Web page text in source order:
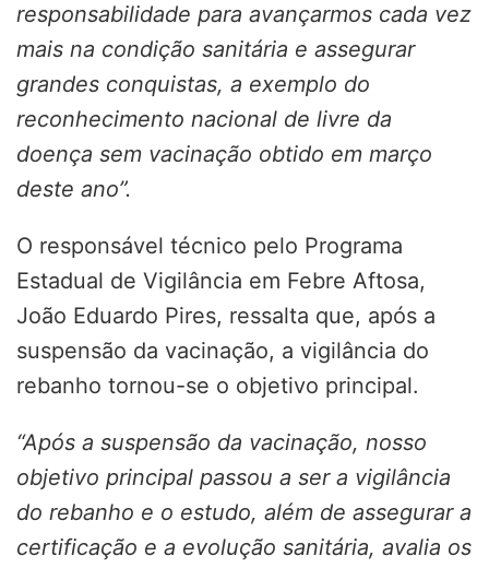
responsabilidade para avançarmos cada vez
mais na condição sanitária e assegurar
grandes conquistas, a exemplo do
reconhecimento nacional de livre da
doença sem vacinação obtido em março
deste ano”.
O responsável técnico pelo Programa
Estadual de Vigilância em Febre Aftosa,
João Eduardo Pires, ressalta que, após a
suspensão da vacinação, a vigilância do
rebanho tornou-se o objetivo principal.
“Após a suspensão da vacinação, nosso
objetivo principal passou a ser a vigilância
do rebanho e o estudo, além de assegurar a
certificação e a evolução sanitária, avalia os